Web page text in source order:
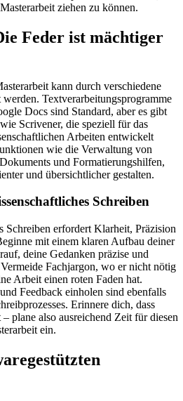
ziehen zu können.
Feder ist mächtiger
kann durch verschiedene
Textverarbeitungsprogramme
Docs sind Standard, aber es gibt
Scrivener, die speziell für das
Arbeiten entwickelt
wie die Verwaltung von
und Formatierungshilfen,
und übersichtlicher gestalten.
Schreiben
Schreiben erfordert Klarheit, Präzision
mit einem klaren Aufbau deiner
deine Gedanken präzise und
Fachjargon, wo er nicht nötig
Arbeit einen roten Faden hat.
Feedback einholen sind ebenfalls
Erinnere dich, dass
plane also ausreichend Zeit für diesen
ein.